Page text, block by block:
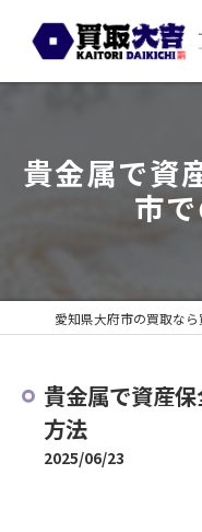
貴金属で資
市
貴金属で資産
方法
2025/06/23